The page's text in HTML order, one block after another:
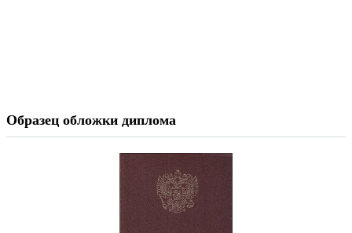
Образец обложки диплома